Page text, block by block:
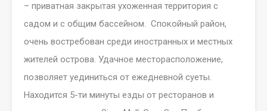
– приватная закрытая ухоженная территория с
садом и с общим бассейном. Спокойный район,
очень востребован среди иностранных и местных
жителей острова. Удачное месторасположение,
позволяет уединиться от ежедневной суеты.
Находится 5-ти минуты езды от ресторанов и